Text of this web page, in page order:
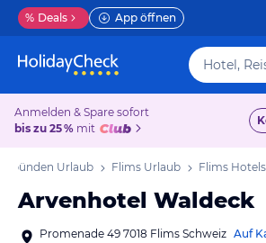
% Deals App öffnen
Anmelden & Spare sofort
bis zu 25 % mit
Urlaub Flims Urlaub Flims Hotels
Arvenhotel Waldeck
Promenade 49 7018 Flims Schweiz Auf